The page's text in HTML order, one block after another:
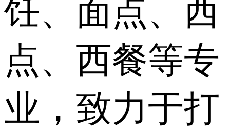
饪、面点、西
点、西餐等专
业，致力于打